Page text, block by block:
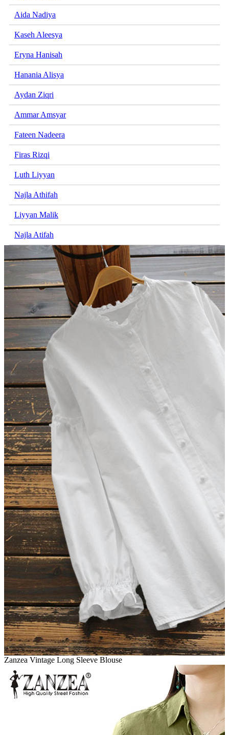
Aida Nadiya
Kaseh Aleesya
Eryna Hanisah
Hanania Alisya
Aydan Ziqri
Ammar Amsyar
Fateen Nadeera
Firas Rizqi
Luth Liyyan
Najla Athifah
Liyyan Malik
Najla Atifah
Zanzea Vintage Long Sleeve Blouse